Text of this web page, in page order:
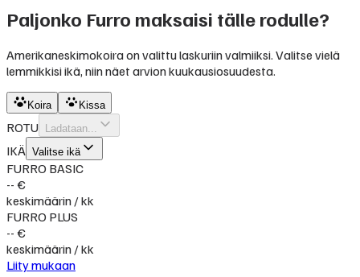
Paljonko Furro maksaisi tälle rodulle?
Amerikaneskimokoira on valittu laskuriin valmiiksi. Valitse vielä
lemmikkisi ikä, niin näet arvion kuukausiosuudesta.
Koira Kissa
ROTU Ladataan...
IKÄ Valitse ikä
FURRO BASIC
-- €
keskimäärin / kk
FURRO PLUS
-- €
keskimäärin / kk
Liity mukaan